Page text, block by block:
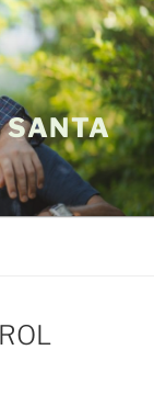
SANTA